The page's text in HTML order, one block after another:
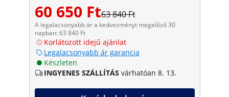
60 650 Ft63 840 Ft
A legalacsonyabb ár a kedvezményt megelőző 30
napban: 63 840 Ft
Korlátozott idejű ajánlat
Legalacsonyabb ár garancia
Készleten
INGYENES SZÁLLÍTÁS várhatóan 8. 13.